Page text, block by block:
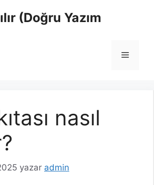
(Doğru Yazım
Menü
nasıl
yazar admin